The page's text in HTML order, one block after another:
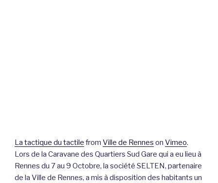
La tactique du tactile from Ville de Rennes on Vimeo.
Lors de la Caravane des Quartiers Sud Gare qui a eu lieu à
Rennes du 7 au 9 Octobre, la société SELTEN, partenaire
de la Ville de Rennes, a mis à disposition des habitants un